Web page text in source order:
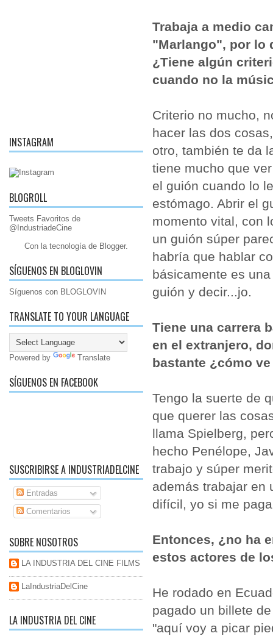
INSTAGRAM
BLOGROLL
Tweets Favoritos de
@IndustriadeCine
Con la tecnología de Blogger.
SÍGUENOS EN BLOGLOVIN
Síguenos con BLOGLOVIN
TRANSLATE TO YOUR LANGUAGE
Powered by Translate
SÍGUENOS EN FACEBOOK
SUSCRIBIRSE A INDUSTRIADELCINE
Entradas
Comentarios
SOBRE NOSOTROS
LA INDUSTRIA DEL CINE FILMS
LaIndustriaDelCine
LA INDUSTRIA DEL CINE
Trabaja a medio
"Marlango", por lo
¿Tiene algún
cuando no la
Criterio no mucho,
hacer las dos
otro, también te da
tiene mucho que
el guión cuando lo
estómago. Abrir el
momento vital, con
un guión súper
habría que hablar
básicamente es
guión y decir...jo.
Tiene una carrera
en el extranjero,
bastante ¿cómo
Tengo la suerte de
que querer las
llama Spielberg,
hecho Penélope,
trabajo y súper
además trabajar en
difícil, yo si me
Entonces, ¿no ha
estos actores de
He rodado en
pagado un billete
"aquí voy a picar